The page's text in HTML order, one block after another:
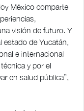
México comparte
visión de futuro. Y
estado de Yucatán,
e internacional
y por el
en salud pública”,